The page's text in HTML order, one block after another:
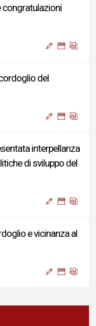
congratulazioni
del
interpellanza
di sviluppo del
e vicinanza al
temporanee alla
riqualificazione